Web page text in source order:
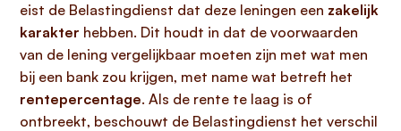
eist de Belastingdienst dat deze leningen een zakelijk
karakter hebben. Dit houdt in dat de voorwaarden
van de lening vergelijkbaar moeten zijn met wat men
bij een bank zou krijgen, met name wat betreft het
rentepercentage. Als de rente te laag is of
ontbreekt, beschouwt de Belastingdienst het verschil